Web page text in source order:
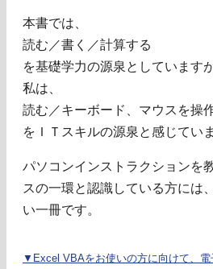
本書では、
読む／書く／計算する
を基礎学力の源泉としていますが
私は、
読む／キーボード、マウスを操
をＩＴスキルの源泉と感じていま
パソコンインストラクションを
スの一環と認識している方には
い一冊です。
▼Excel VBAをお使いの方に向けて、